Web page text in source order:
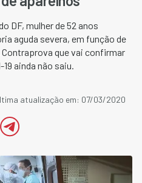
DF, mulher de 52 anos
aguda severa, em função de
que vai confirmar
ainda não saiu.
atualização em: 07/03/2020